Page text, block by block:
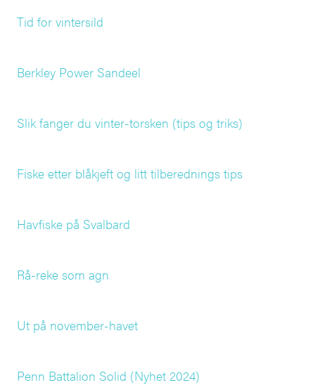
Tid for vintersild
Berkley Power Sandeel
Slik fanger du vinter-torsken (tips og triks)
Fiske etter blåkjeft og litt tilberednings tips
Havfiske på Svalbard
Rå-reke som agn
Ut på november-havet
Penn Battalion Solid (Nyhet 2024)